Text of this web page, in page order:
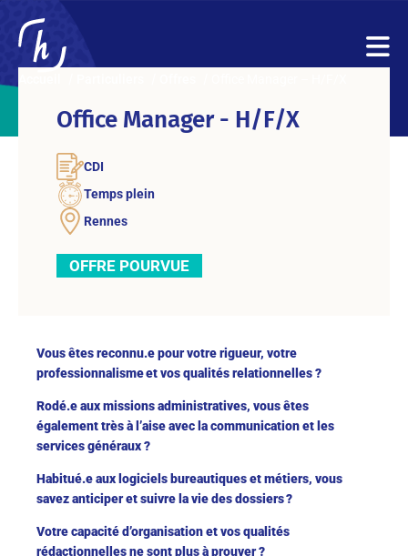
Office Manager - H/F/X
CDI
Temps plein
Rennes
OFFRE POURVUE
Vous êtes reconnu.e pour votre rigueur, votre
professionnalisme et vos qualités relationnelles ?
Rodé.e aux missions administratives, vous êtes
également très à l’aise avec la communication et les
services généraux ?
Habitué.e aux logiciels bureautiques et métiers, vous
savez anticiper et suivre la vie des dossiers ?
Votre capacité d’organisation et vos qualités
rédactionnelles ne sont plus à prouver ?